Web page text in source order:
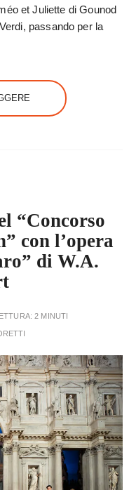
et Juliette di Gounod
passando per la
“Concorso
con l’opera
di W.A.
2 MINUTI